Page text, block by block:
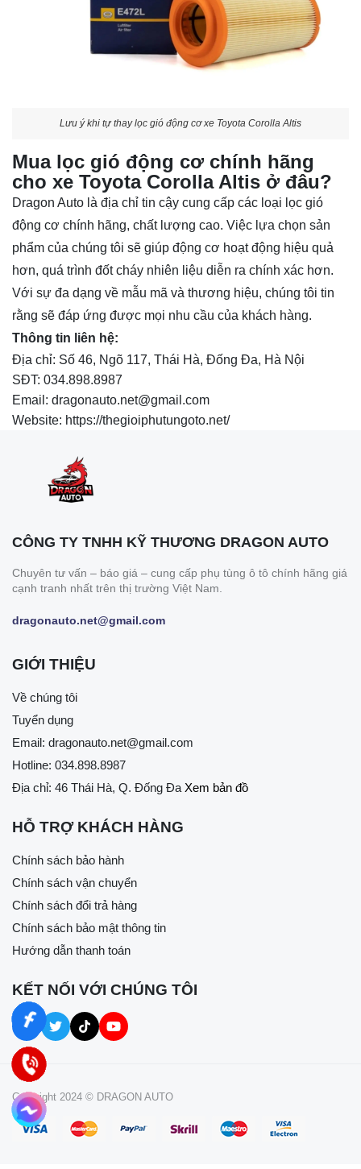
Lưu ý khi tự thay lọc gió động cơ xe Toyota Corolla Altis
Mua lọc gió động cơ chính hãng
cho xe Toyota Corolla Altis ở đâu?
Dragon Auto là địa chỉ tin cậy cung cấp các loại lọc gió
động cơ chính hãng, chất lượng cao. Việc lựa chọn sản
phẩm của chúng tôi sẽ giúp động cơ hoạt động hiệu quả
hơn, quá trình đốt cháy nhiên liệu diễn ra chính xác hơn.
Với sự đa dạng về mẫu mã và thương hiệu, chúng tôi tin
rằng sẽ đáp ứng được mọi nhu cầu của khách hàng.
Thông tin liên hệ:
Địa chỉ: Số 46, Ngõ 117, Thái Hà, Đống Đa, Hà Nội
SĐT: 034.898.8987
Email: dragonauto.net@gmail.com
Website: https://thegioiphutungoto.net/
CÔNG TY TNHH KỸ THƯƠNG DRAGON AUTO
Chuyên tư vấn – báo giá – cung cấp phụ tùng ô tô chính hãng giá
cạnh tranh nhất trên thị trường Việt Nam.
dragonauto.net@gmail.com
GIỚI THIỆU
Về chúng tôi
Tuyển dụng
Email: dragonauto.net@gmail.com
Hotline: 034.898.8987
Địa chỉ: 46 Thái Hà, Q. Đống Đa Xem bản đồ
HỖ TRỢ KHÁCH HÀNG
Chính sách bảo hành
Chính sách vận chuyển
Chính sách đổi trả hàng
Chính sách bảo mật thông tin
Hướng dẫn thanh toán
KẾT NỐI VỚI CHÚNG TÔI
Copyright 2024 © DRAGON AUTO